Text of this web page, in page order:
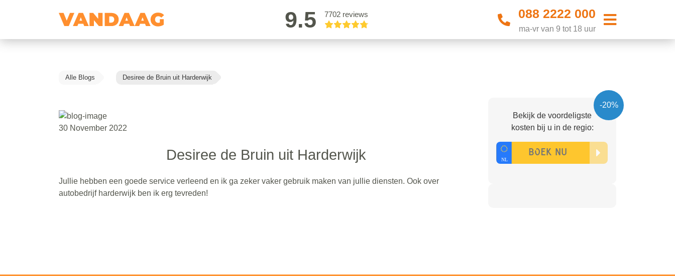
9.5 7702 reviews 088 2222 000
ma-vr van 9 tot 18 uur
Alle Blogs Desiree de Bruin uit Harderwijk
30 November 2022
Desiree de Bruin uit Harderwijk
Jullie hebben een goede service verleend en ik ga zeker vaker gebruik maken van jullie diensten. Ook over
autobedrijf harderwijk ben ik erg tevreden!
-20%
Bekijk de voordeligste
kosten bij u in de regio: